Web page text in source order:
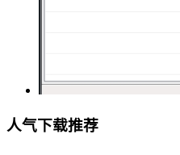
人气下载推荐